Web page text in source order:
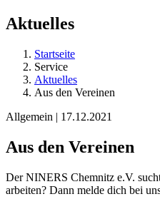
Aktuelles
Startseite
Service
Aktuelles
Aus den Vereinen
Allgemein | 17.12.2021
Aus den Vereinen
Der NINERS Chemnitz e.V.
arbeiten? Dann melde dich bei